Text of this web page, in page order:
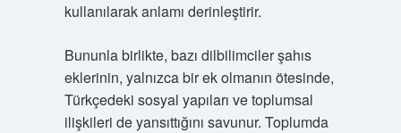
kullanılarak anlamı derinleştirir.
Bununla birlikte, bazı dilbilimciler şahıs
eklerinin, yalnızca bir ek olmanın ötesinde,
Türkçedeki sosyal yapıları ve toplumsal
ilişkileri de yansıttığını savunur. Toplumda